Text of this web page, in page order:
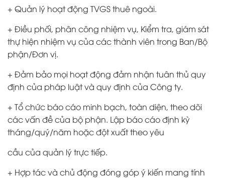
+ Quản lý hoạt động TVGS thuê ngoài.
+ Điều phối, phân công nhiệm vụ, Kiểm tra, giám sát
thự hiện nhiệm vụ của các thành viên trong Ban/Bộ
phận/Đơn vị.
+ Đảm bảo mọi hoạt động đảm nhận tuân thủ quy
định của pháp luật và quy định của Công ty.
+ Tổ chức báo cáo minh bạch, toàn diện, theo dõi
các vấn đề của bộ phận. Lập báo cáo định kỳ
tháng/quý/năm hoặc đột xuất theo yêu
cầu của quản lý trực tiếp.
+ Hợp tác và chủ động đóng góp ý kiến mang tính